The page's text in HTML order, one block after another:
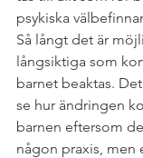
psykiska
Så långt det är
långsiktiga som
barnet beaktas.
se hur ändringen
barnen eftersom
någon praxis, men